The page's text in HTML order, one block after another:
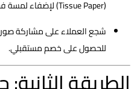
(Tissue Paper) لإضفاء لمسة فخامة.
شجع العملاء على مشاركة
للحصول على خصم مستقبلي.